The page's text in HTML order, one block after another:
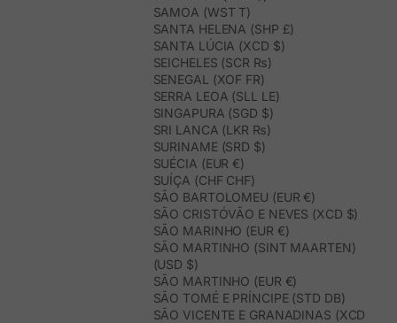
SAMOA (WST T)
SANTA HELENA (SHP £)
SANTA LÚCIA (XCD $)
SEICHELES (SCR ₨)
SENEGAL (XOF FR)
SERRA LEOA (SLL LE)
SINGAPURA (SGD $)
SRI LANCA (LKR ₨)
SURINAME (SRD $)
SUÉCIA (EUR €)
SUÍÇA (CHF CHF)
SÃO BARTOLOMEU (EUR €)
SÃO CRISTÓVÃO E NEVES (XCD $)
SÃO MARINHO (EUR €)
SÃO MARTINHO (SINT MAARTEN)
(USD $)
SÃO MARTINHO (EUR €)
SÃO TOMÉ E PRÍNCIPE (STD DB)
SÃO VICENTE E GRANADINAS (XCD